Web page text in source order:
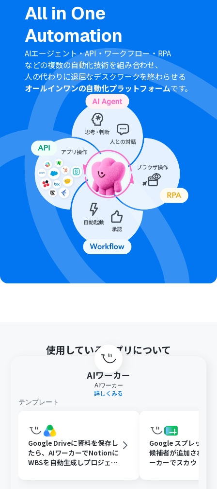
する特定のチャネルなど、運用に合わせて任意で設定でき
ます。
■注意事項
Notion、Microsoft TeamsのそれぞれとYoomを連携し
てください。AIワーカー内で使用するツール（アプリ）に
ついてもマイアプリ連携が必要です。
トリガーは5分、10分、15分、30分、60分の間隔で起動
間隔を選択できます。
プランによって最短の起動間隔が異なりますので、ご注意
ください。
Microsoft365（旧Office365）には、家庭向けプランと一
般法人向けプラン（Microsoft365 Business）があり、一
般法人向けプランに加入していない場合には認証に失敗
する可能性があります。
AIワーカーの基本設定は「【AIワーカー】基本的な設定方
法 」をご参照ください。
AIワーカーの同時実行数・作成可能なAIワーカー数・利用
可能なAIモデルはご契約中のプランによって異なりま
す。
AIワーカー内でご利用いただけるアプリやオペレーション
等はフローボットの利用制限と同様です。
AIワーカーは、テスト実行でも本番実行と同様にタスクを
消費しますのでご注意ください。詳細は「
【AIワーカー】
タスク実行数の計算方法」ご参照ください。
AIワーカーはスキルを詳細に設定することで適切な処理を
実行しやすくなります。詳細は「
【AIワーカー】マニュア
ルの作成方法
」をご参照ください。
ダウンロード可能なファイル容量は最大300MBまでで
All in One
Automation
AIエージェント・API・ワークフロー・RPA
などの複数の自動化技術を組み合わせ、
人の代わりに退屈なデスクワークを終わらせる
オールインワンの自動化プラットフォームです。
使用しているアプリについて
AIワーカー
AIワーカー
詳しくみる
テンプレート
Google Driveに資料を保存し
たら、AIワーカーでNotionに
WBSを自動生成しプロジェク
Google スプレッドシ
候補者が追加された
ーカーでスカウト文